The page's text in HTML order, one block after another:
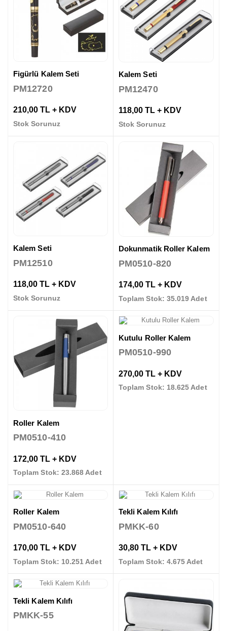
Figürlü Kalem Seti
PM12720
210,00 TL + KDV
Stok Sorunuz
Kalem Seti
PM12470
118,00 TL + KDV
Stok Sorunuz
Kalem Seti
PM12510
118,00 TL + KDV
Stok Sorunuz
Dokunmatik Roller Kalem
PM0510-820
174,00 TL + KDV
Toplam Stok: 35.019 Adet
Roller Kalem
PM0510-410
172,00 TL + KDV
Toplam Stok: 23.868 Adet
Kutulu Roller Kalem
PM0510-990
270,00 TL + KDV
Toplam Stok: 18.625 Adet
Roller Kalem
PM0510-640
170,00 TL + KDV
Toplam Stok: 10.251 Adet
Tekli Kalem Kılıfı
PMKK-60
30,80 TL + KDV
Toplam Stok: 4.675 Adet
Tekli Kalem Kılıfı
PMKK-55